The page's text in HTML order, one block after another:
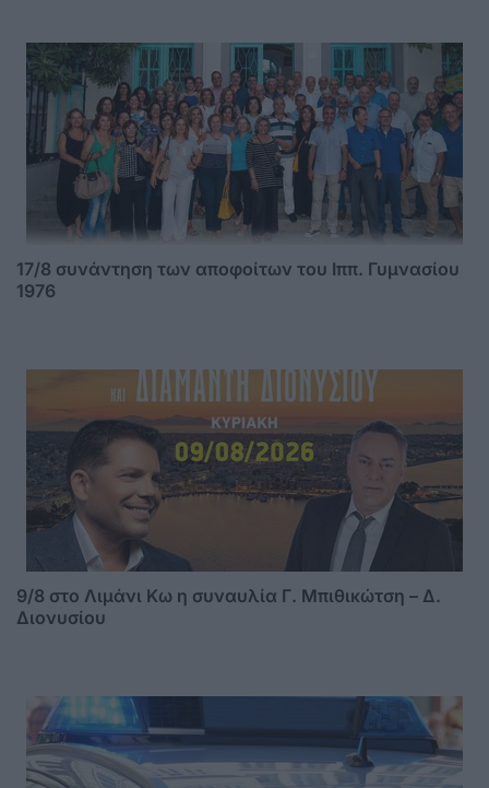
17/8 συνάντηση των αποφοίτων του Ιππ. Γυμνασίου
1976
9/8 στο Λιμάνι Κω η συναυλία Γ. Μπιθικώτση – Δ.
Διονυσίου